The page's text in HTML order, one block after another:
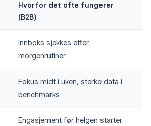
Hvorfor det ofte fungerer
(B2B)
Innboks sjekkes etter
morgenrutiner
Fokus midt i uken, sterke data i
benchmarks
Engasjement før helgen starter